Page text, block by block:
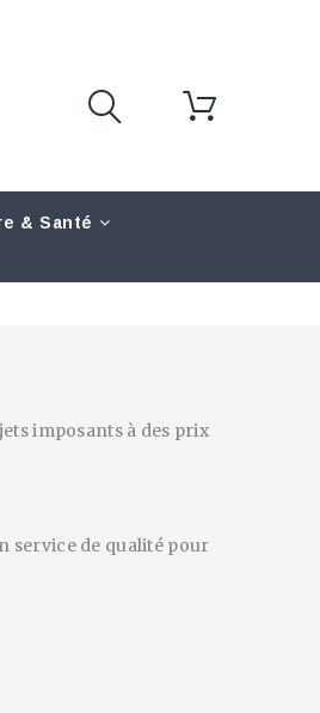
& Santé
imposants à des prix
service de qualité pour